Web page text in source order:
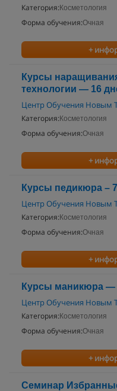
Категория: Косметология
Форма обучения:Очная
+
Курсы
технологии — 16
Центр Обучения Новым
Категория: Косметология
Форма обучения:Очная
+
Курсы педикюра –
Центр Обучения Новым
Категория: Косметология
Форма обучения:Очная
+
Курсы маникюра —
Центр Обучения Новым
Категория: Косметология
Форма обучения:Очная
+
Семинар